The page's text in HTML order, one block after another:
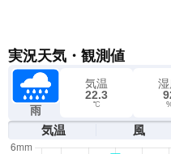
実況天気・観測値
雨
気温
22.3
℃
気温 風